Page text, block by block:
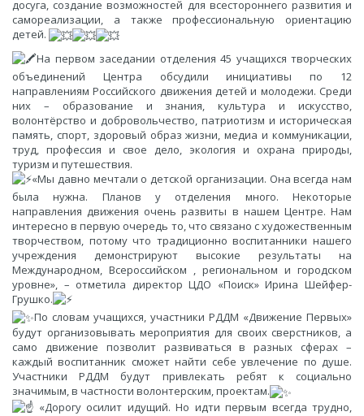
досуга, создание возможностей для всестороннего развития и
самореализации, а также профессиональную ориентацию
детей.
На первом заседании отделения 45 учащихся творческих
объединений Центра обсудили инициативы по 12
направлениям Российского движения детей и молодежи. Среди
них – образование и знания, культура и искусство,
волонтёрство и добровольчество, патриотизм и историческая
память, спорт, здоровый образ жизни, медиа и коммуникации,
труд, профессия и свое дело, экология и охрана природы,
туризм и путешествия.
«Мы давно мечтали о детской организации. Она всегда нам
была нужна. Планов у отделения много. Некоторые
направления движения очень развиты в нашем Центре. Нам
интересно в первую очередь то, что связано с художественным
творчеством, потому что традиционно воспитанники нашего
учреждения демонстрируют высокие результаты на
Международном, Всероссийском , региональном и городском
уровне», – отметила директор ЦДО «Поиск» Ирина Шейфер-
Грушко.
По словам учащихся, участники РДДМ «Движение Первых»
будут организовывать мероприятия для своих сверстников, а
само движение позволит развиваться в разных сферах –
каждый воспитанник сможет найти себе увлечение по душе.
Участники РДДМ будут привлекать ребят к социально
значимым, в частности волонтерским, проектам.
«Дорогу осилит идущий. Но идти первым всегда трудно,